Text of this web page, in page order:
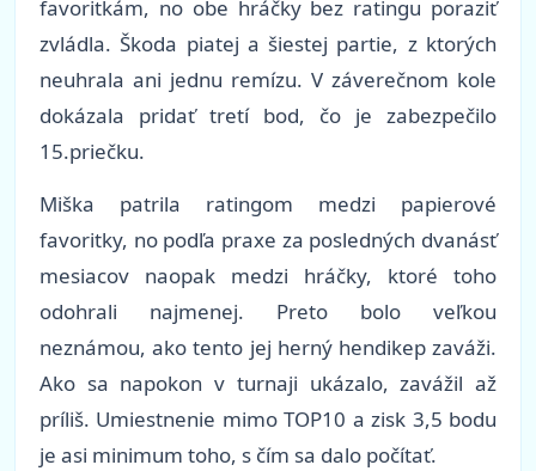
favoritkám, no obe hráčky bez ratingu poraziť
zvládla. Škoda piatej a šiestej partie, z ktorých
neuhrala ani jednu remízu. V záverečnom kole
dokázala pridať tretí bod, čo je zabezpečilo
15.priečku.
Miška patrila ratingom medzi papierové
favoritky, no podľa praxe za posledných dvanásť
mesiacov naopak medzi hráčky, ktoré toho
odohrali najmenej. Preto bolo veľkou
neznámou, ako tento jej herný hendikep zaváži.
Ako sa napokon v turnaji ukázalo, zavážil až
príliš. Umiestnenie mimo TOP10 a zisk 3,5 bodu
je asi minimum toho, s čím sa dalo počítať.